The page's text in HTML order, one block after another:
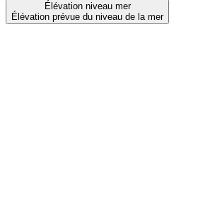
Élévation niveau mer
Élévation prévue du niveau de la mer